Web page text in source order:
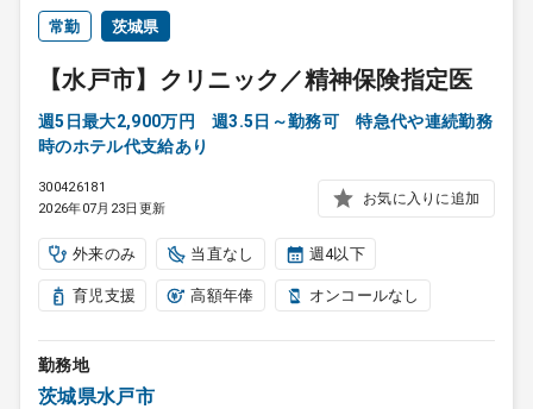
常勤 茨城県
【水戸市】クリニック／精神保険指定医
週5日最大2,900万円 週3.5日～勤務可 特急代や連続勤務
時のホテル代支給あり
300426181
2026年07月23日更新
お気に入りに追加
外来のみ 当直なし 週4以下
育児支援 高額年俸 オンコールなし
勤務地
茨城県水戸市